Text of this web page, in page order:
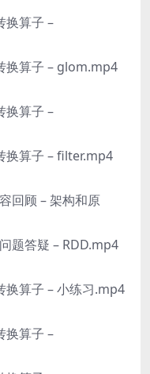
换算子 –
换算子 – glom.mp4
换算子 –
换算子 – filter.mp4
回顾 – 架构和原
题答疑 – RDD.mp4
算子 – 小练习.mp4
换算子 –